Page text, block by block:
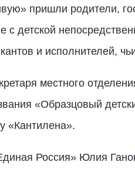
пришли родители,
с детской
и исполнителей,
местного
«Образцовый
«Кантилена».
Россия» Юлия